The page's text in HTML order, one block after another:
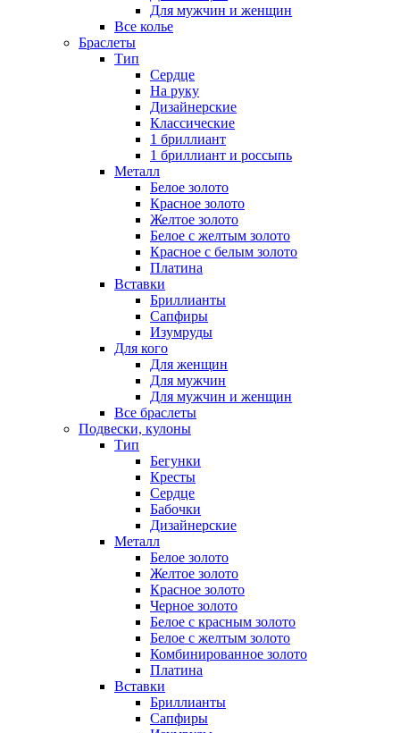
Для мужчин и женщин
Все колье
Браслеты
Тип
Сердце
На руку
Дизайнерские
Классические
1 бриллиант
1 бриллиант и россыпь
Металл
Белое золото
Красное золото
Желтое золото
Белое с желтым золото
Красное с белым золото
Платина
Вставки
Бриллианты
Сапфиры
Изумруды
Для кого
Для женщин
Для мужчин
Для мужчин и женщин
Все браслеты
Подвески, кулоны
Тип
Бегунки
Кресты
Сердце
Бабочки
Дизайнерские
Металл
Белое золото
Желтое золото
Красное золото
Черное золото
Белое с красным золото
Белое с желтым золото
Комбинированное золото
Платина
Вставки
Бриллианты
Сапфиры